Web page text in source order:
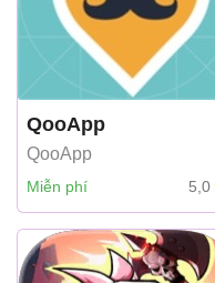
QooApp
QooApp
Miễn phí 5,0